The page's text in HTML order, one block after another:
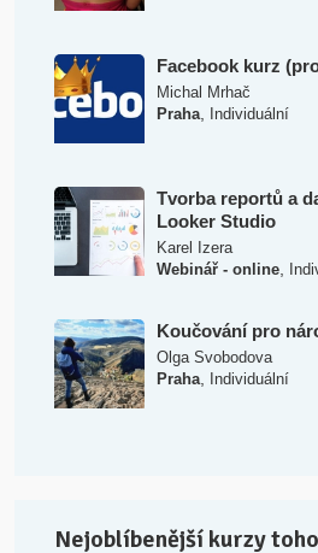
Facebook kurz
Michal Mrhač
Praha, Individuální
Tvorba reportů a
Looker Studio
Karel Izera
Webinář - online,
Koučování pro
Olga Svobodova
Praha, Individuální
Nejoblíbenější kurzy